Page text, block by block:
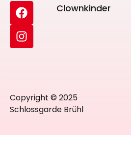
Clownkinder
Copyright © 2025
Schlossgarde Brühl